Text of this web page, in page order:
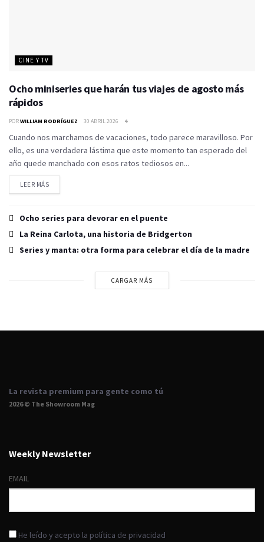
CINE Y TV
Ocho miniseries que harán tus viajes de agosto más
rápidos
PORWILLIAM RODRÍGUEZ 30 ABRIL 2026 4
Cuando nos marchamos de vacaciones, todo parece maravilloso. Por
ello, es una verdadera lástima que este momento tan esperado del
año quede manchado con esos ratos tediosos en...
LEER MÁS
Ocho series para devorar en el puente
La Reina Carlota, una historia de Bridgerton
Series y manta: otra forma para celebrar el día de la madre
CARGAR MÁS
La revista premium para gente como tú
2026 © The Showroom Mag
Weekly Newsletter
EMAIL
He leído y acepto la política de privacidad